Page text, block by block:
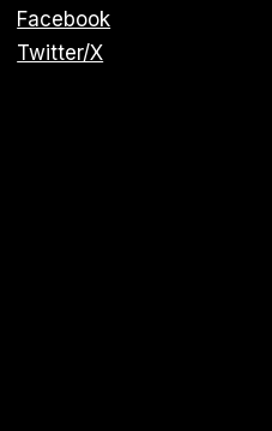
Facebook
Twitter/X